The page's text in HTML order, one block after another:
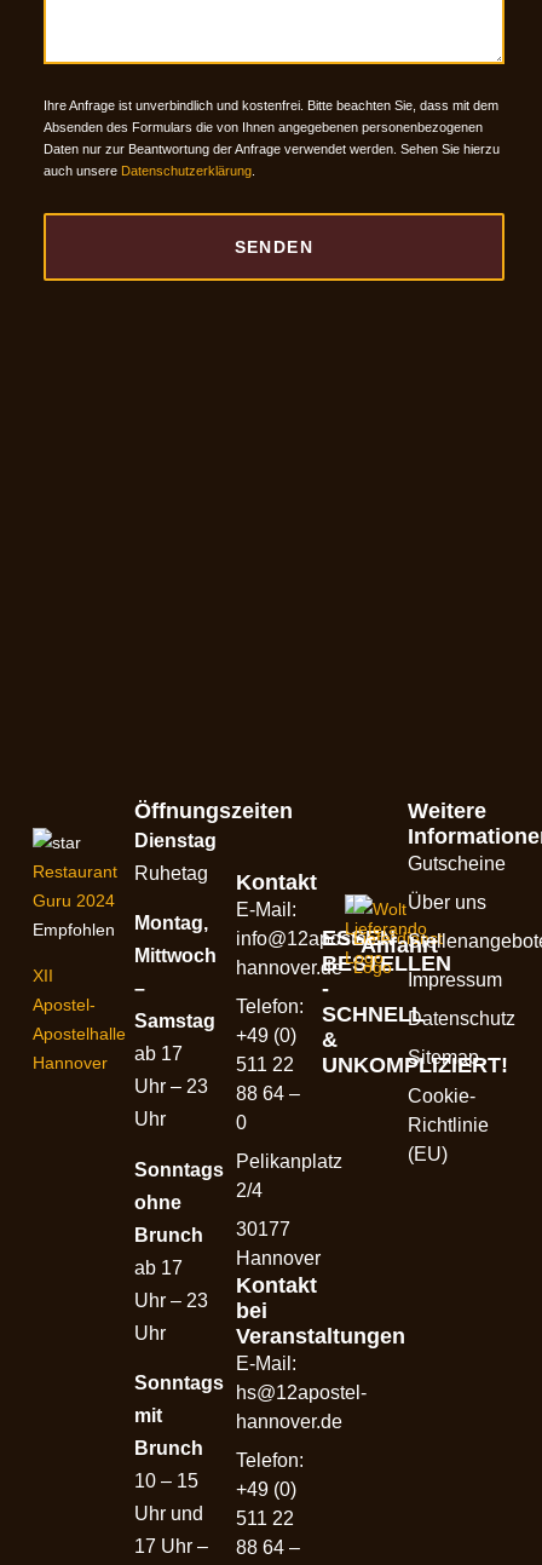
Ihre Anfrage ist unverbindlich und kostenfrei. Bitte beachten Sie, dass mit dem
Absenden des Formulars die von Ihnen angege­benen personen­bezogenen
Daten nur zur Beant­wortung der Anfrage verwen­det werden. Sehen Sie hierzu
auch unsere Datenschutzerklärung.
SENDEN
Restaurant
Guru 2024
Empfohlen
XII
Apostel-
Apostelhalle
Hannover
Weitere
Gutscheine
Über uns
Impressum
Datenschutz
Sitemap
Cookie-
Richtlinie
(EU)
Öffnungszeiten
Dienstag
Ruhetag
Montag,
Mittwoch
–
Samstag
ab 17
Uhr – 23
Uhr
Sonntags
ohne
Brunch
ab 17
Uhr – 23
Uhr
Sonntags
mit
Brunch
10 – 15
Uhr und
17 Uhr –
Kontakt
E-Mail:
info@12apostel-
hannover.de
Telefon:
+49 (0)
511 22
88 64 –
0
Pelikanplatz
2/4
30177
Hannover
Kontakt
bei
Veranstaltungen
E-Mail:
hs@12apostel-
hannover.de
Telefon:
+49 (0)
511 22
88 64 –
ESSEN
BESTELLEN
-
SCHNELL
&
UNKOMPLIZIERT!
Anfahrt